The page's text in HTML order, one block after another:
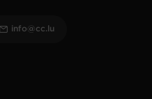
info@cc.lu